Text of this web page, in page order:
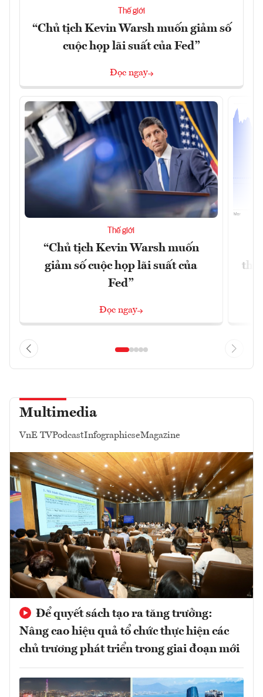
Thế giới
“Chủ tịch Kevin Warsh muốn giảm số
cuộc họp lãi suất của Fed”
Đọc ngay
Thế giới
“Chủ tịch Kevin Warsh muốn
giảm số cuộc họp lãi suất của
Fed”
Đọc ngay
Multimedia
VnE TVPodcastInfographicseMagazine
Để quyết sách tạo ra tăng trưởng:
Nâng cao hiệu quả tổ chức thực hiện các
chủ trương phát triển trong giai đoạn mới